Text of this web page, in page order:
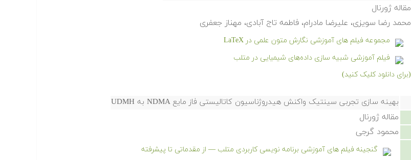
مقاله ژورنال
محمد رضا سویزی، علیرضا مادرام، فاطمه تاج آبادی، مهناز جعفری
مجموعه فیلم های آموزشی نگارش متون علمی در LaTeX
فیلم آموزشی شبیه سازی داده‌های شیمیایی در متلب
(برای دانلود کلیک کنید)
بهینه سازی تجربی سینتیک واکنش هیدروژناسیون کاتالیستی فاز مایع NDMA به UDMH
مقاله ژورنال
محمود گرجی
گنجینه فیلم های آموزشی برنامه نویسی کاربردی متلب — از مقدماتی تا پیشرفته